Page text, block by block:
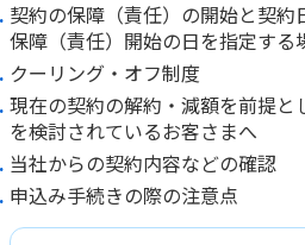
かんぽプラチナライフサー
ご契約のしおり・約款（
保険用語集
お問い合わせ
保険用語集
お問い合わせ
すこやか健康ラボ
かんぽ生命のサステナビリテ
お客さまの声／お客さまサ
契約の保障（責任）の開始と契約
保障（責任）開始の日を指定する
クーリング・オフ制度
現在の契約の解約・減額を前提
を検討されているお客さまへ
当社からの契約内容などの確認
申込み手続きの際の注意点